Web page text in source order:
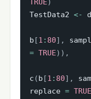
TRUE)
TestData2 <-
b [1 : 80] ,
= TRUE) ) ,
c (b [1 : 80] ,
replace = TRUE